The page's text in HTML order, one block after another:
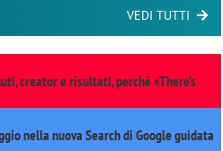
VEDI TUTTI
creator e risultati, perché «There’s
nella nuova Search di Google guidata